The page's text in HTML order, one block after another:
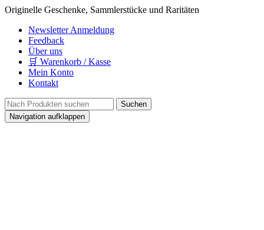
Originelle Geschenke, Sammlerstücke und Raritäten
Newsletter Anmeldung
Feedback
Über uns
🛒 Warenkorb / Kasse
Mein Konto
Kontakt
Navigation aufklappen